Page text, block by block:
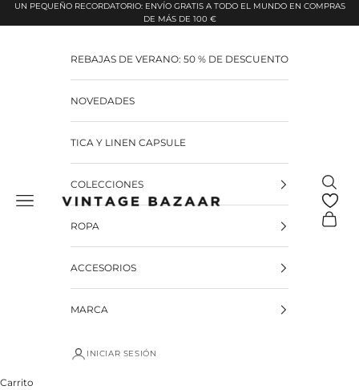
Pular para o conteúdo
UN PEQUEÑO RECORDATORIO: ENVÍO GRATIS A TODO EL MUNDO EN COMPRAS
DE MÁS DE 100 €
Vintage Bazaar
REBAJAS DE VERANO: 50 % DE DESCUENTO
NOVEDADES
TICA Y LINEN CAPSULE
COLECCIONES
ROPA
ACCESORIOS
MARCA
INICIAR SESIÓN
Carrito